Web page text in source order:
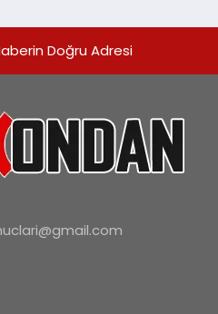
Doğru Adresi